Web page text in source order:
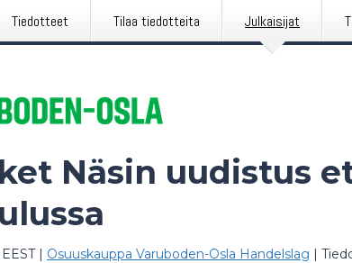
Tiedotteet Tilaa tiedotteita Julkaisijat
Näsin uudistus
| Osuuskauppa Varuboden-Osla Handelslag |